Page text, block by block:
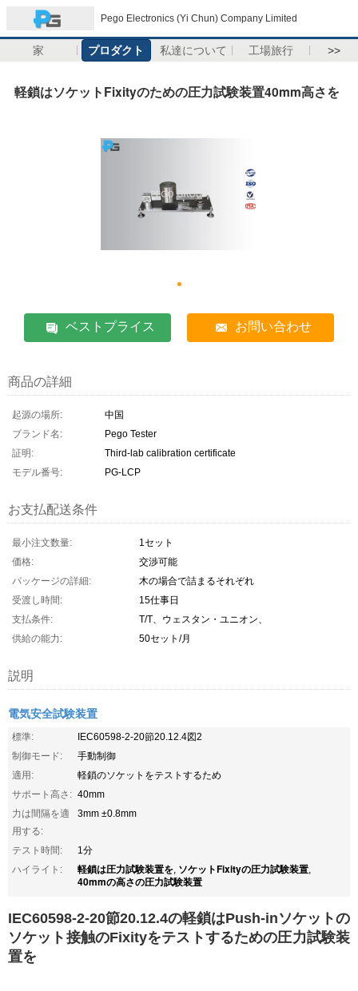
Pego Electronics (Yi Chun) Company Limited
家 プロダクト 私達について 工場旅行 >>
軽鎖はソケットFixityのための圧力試験装置40mm高さを
ベストプライス お問い合わせ
商品の詳細
起源の場所:
中国
ブランド名:
Pego Tester
証明:
Third-lab calibration certificate
モデル番号:
PG-LCP
お支払配送条件
最小注文数量:
1セット
価格:
交渉可能
パッケージの詳細:
木の場合で詰まるそれぞれ
受渡し時間:
15仕事日
支払条件:
T/T、ウェスタン・ユニオン、
供給の能力:
50セット/月
説明
電気安全試験装置
標準:
IEC60598-2-20節20.12.4図2
制御モード:
手動制御
適用:
軽鎖のソケットをテストするため
サポート高さ: 40mm
力は間隔を適
用する:
3mm ±0.8mm
テスト時間:
1分
ハイライト:
軽鎖は圧力試験装置を, ソケットFixityの圧力試験装置,
40mmの高さの圧力試験装置
IEC60598-2-20節20.12.4の軽鎖はPush-inソケットの
ソケット接触のFixityをテストするための圧力試験装
置を